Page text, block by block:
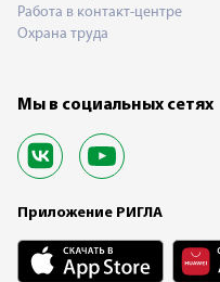
Работа в контакт-центре
Охрана труда
Мы в социальных сетях
Приложение РИГЛА